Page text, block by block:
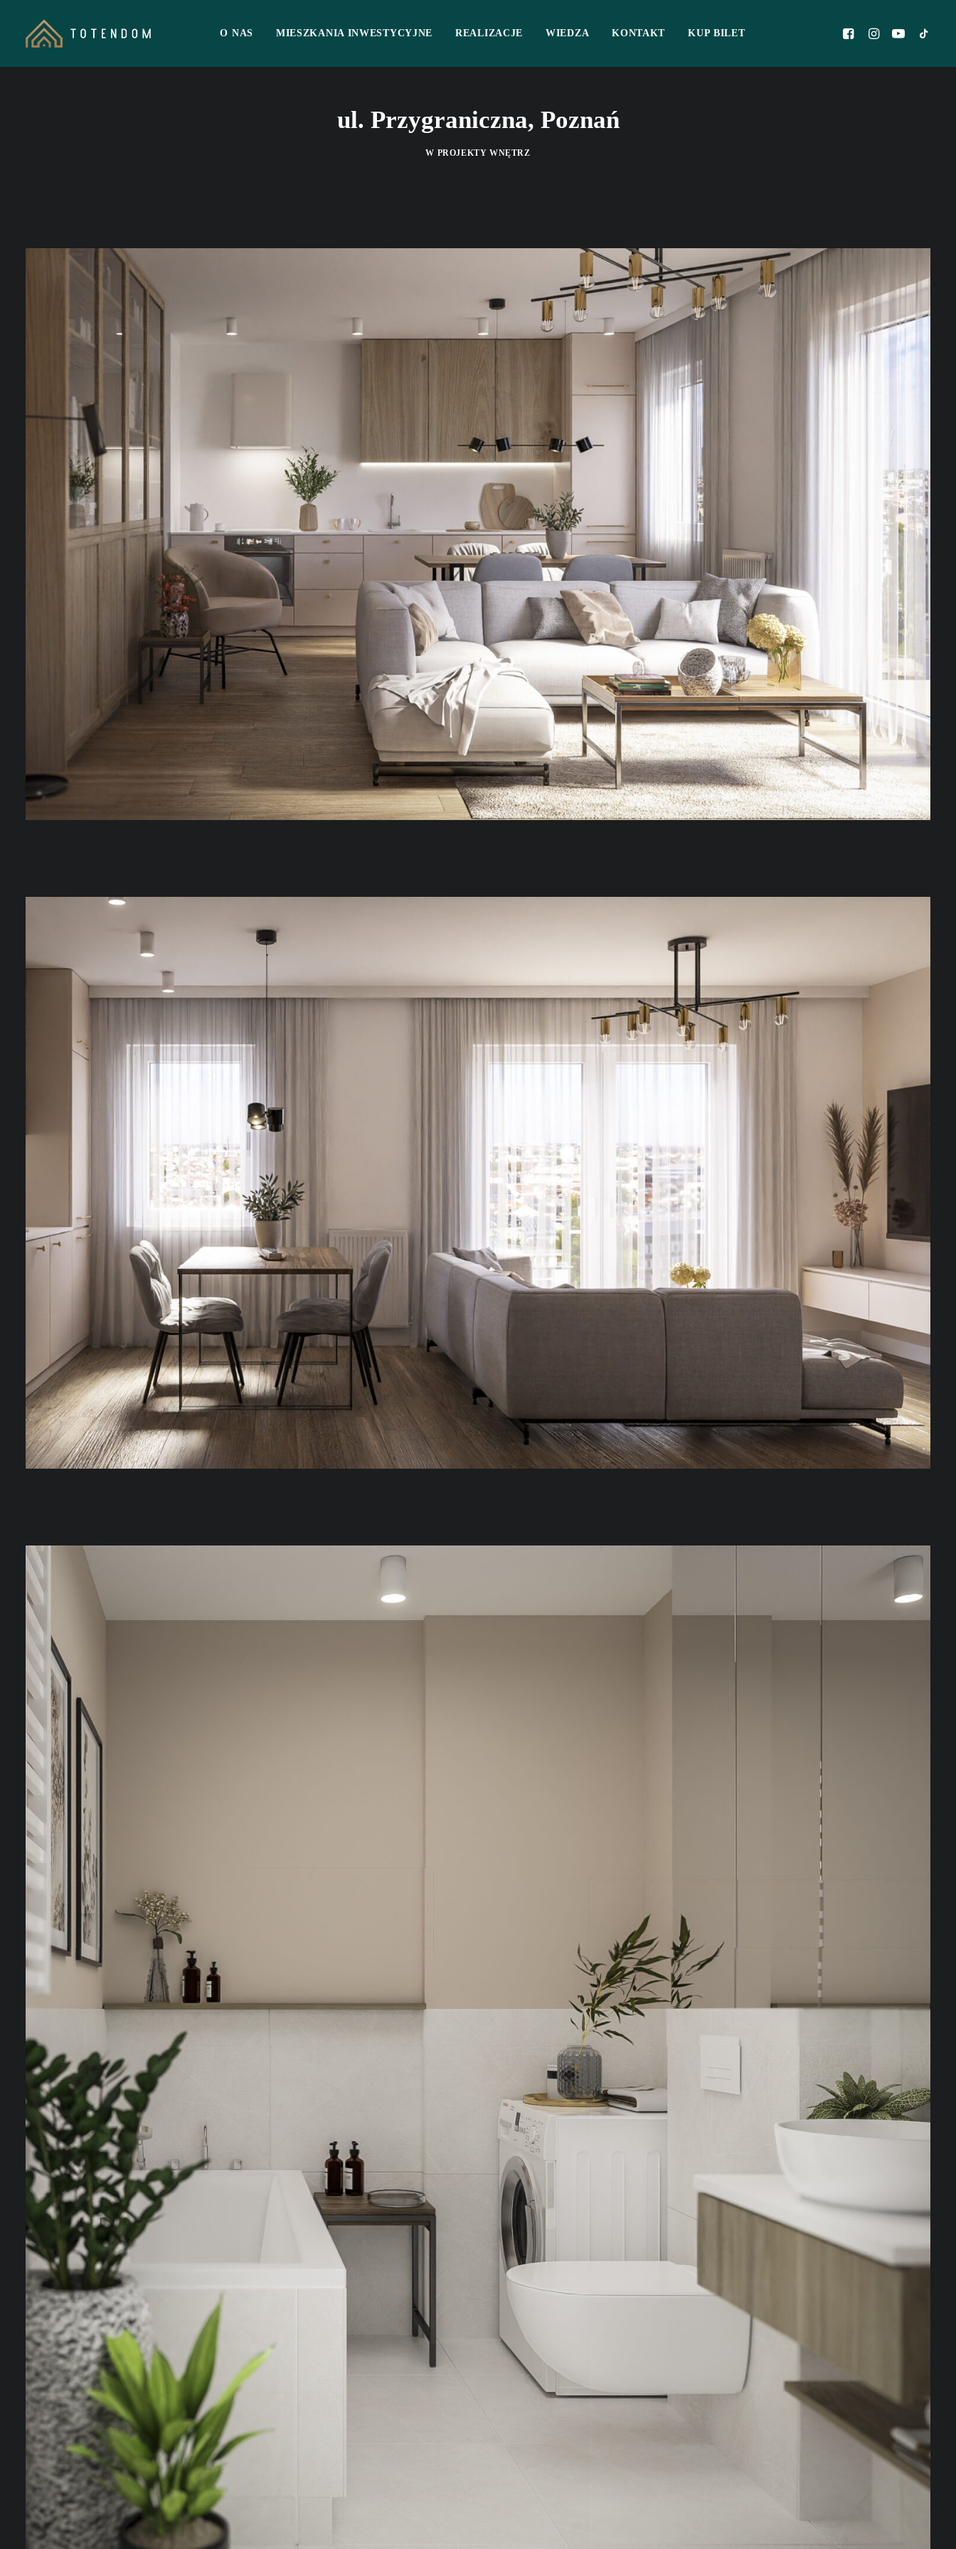
O NAS MIESZKANIA INWESTYCYJNE REALIZACJE WIEDZA KONTAKT KUP BILET
ul. Przygraniczna, Poznań
W PROJEKTY WNĘTRZ